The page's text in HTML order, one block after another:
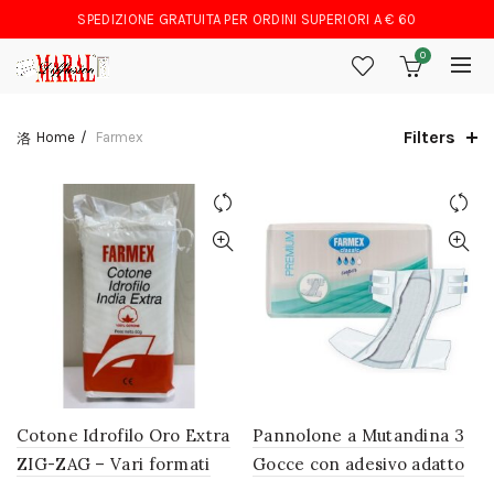
SPEDIZIONE GRATUITA PER ORDINI SUPERIORI A € 60
0
Home Farmex Filters
Cotone Idrofilo Oro Extra
ZIG-ZAG – Vari formati
Pannolone a Mutandina 3
Gocce con adesivo adatto